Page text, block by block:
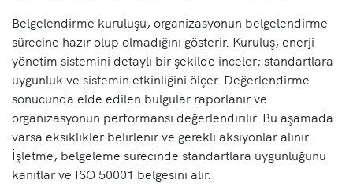
Belgelendirme kuruluşu, organizasyonun belgelendirme
sürecine hazır olup olmadığını gösterir. Kuruluş, enerji
yönetim sistemini detaylı bir şekilde inceler; standartlara
uygunluk ve sistemin etkinliğini ölçer. Değerlendirme
sonucunda elde edilen bulgular raporlanır ve
organizasyonun performansı değerlendirilir. Bu aşamada
varsa eksiklikler belirlenir ve gerekli aksiyonlar alınır.
İşletme, belgeleme sürecinde standartlara uygunluğunu
kanıtlar ve ISO 50001 belgesini alır.